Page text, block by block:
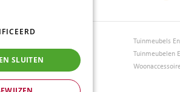
Tuinmeubels
Tuinmeubelen
SLUITEN